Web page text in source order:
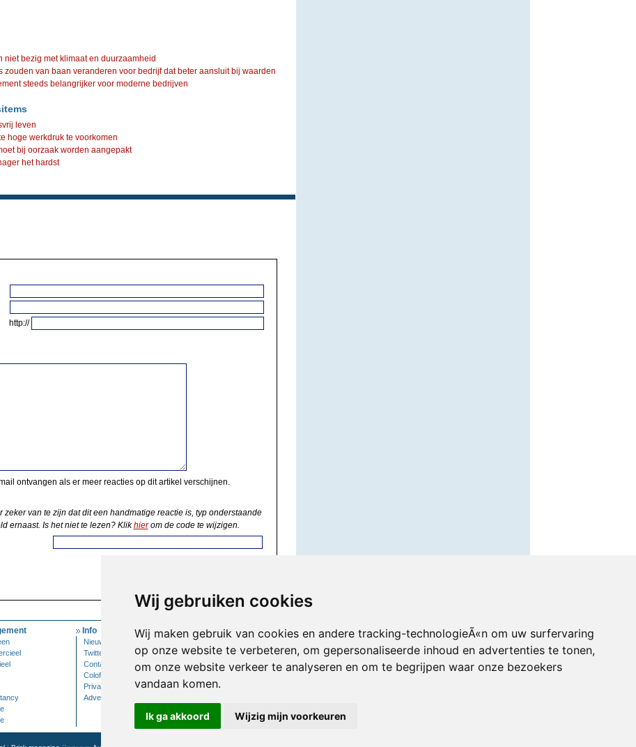
Wij gebruiken cookies
Wij maken gebruik van cookies en andere tracking-technologieÃ«n om uw surfervaring
op onze website te verbeteren, om gepersonaliseerde inhoud en advertenties te tonen,
om onze website verkeer te analyseren en om te begrijpen waar onze bezoekers
vandaan komen.
Ik ga akkoord Wijzig mijn voorkeuren
niet bezig met klimaat en duurzaamheid
zouden van baan veranderen voor bedrijf dat beter aansluit bij waarden
steeds belangrijker voor moderne bedrijven
leven
hoge werkdruk te voorkomen
bij oorzaak worden aangepakt
het hardst
http://
ontvangen als er meer reacties op dit artikel verschijnen.
zeker van te zijn dat dit een handmatige reactie is, typ onderstaande
ernaast. Is het niet te lezen? Klikhierom de code te wijzigen.
Info
Nieuwsbrief
Twitter
Contact
Colofon
Privacy
Adverteren
Mijn Account
Inloggen